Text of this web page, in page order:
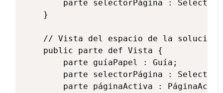
parte selectorPágina :
    }
// Vista del espacio de la
    public parte def Vista {
        parte guíaPapel : Guía;
parte selectorPágina :
parte páginaActiva :